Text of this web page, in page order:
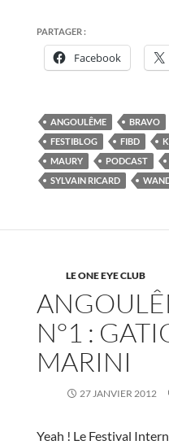
PARTAGER :
Facebook
ANGOULÊME BRAVO
FESTIBLOG
FIBD
MAURY
PODCAST
SYLVAIN RICARD
LE ONE EYE CLUB
N°1 :
MARINI
27 JANVIER 2012
Yeah ! Le Festival